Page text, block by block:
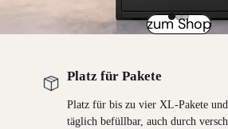
zum Shop
Platz für Pakete
Platz für bis zu vier XL-Pakete
täglich befüllbar, auch durch